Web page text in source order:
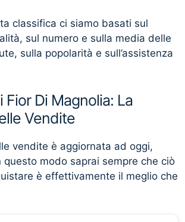
classifica ci siamo basati sul
sul numero e sulla media delle
sulla popolarità e sull’assistenza
Fior Di Magnolia: La
Vendite
vendite è aggiornata ad oggi,
questo modo saprai sempre che ciò
è effettivamente il meglio che